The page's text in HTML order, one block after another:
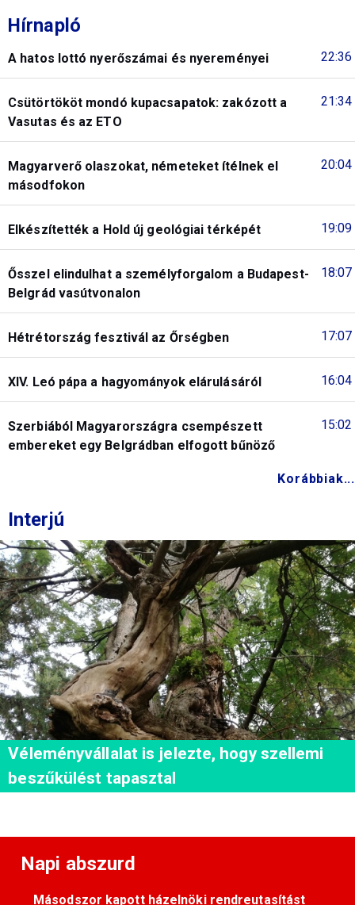
Hírnapló
22:36
A hatos lottó nyerőszámai és nyereményei
21:34
Csütörtököt mondó kupacsapatok: zakózott a
Vasutas és az ETO
20:04
Magyarverő olaszokat, németeket ítélnek el
másodfokon
19:09
Elkészítették a Hold új geológiai térképét
18:07
Ősszel elindulhat a személyforgalom a Budapest-
Belgrád vasútvonalon
17:07
Hétrétország fesztivál az Őrségben
16:04
XIV. Leó pápa a hagyományok elárulásáról
15:02
Szerbiából Magyarországra csempészett
embereket egy Belgrádban elfogott bűnöző
Korábbiak...
Interjú
Véleményvállalat is jelezte, hogy szellemi
beszűkülést tapasztal
Napi abszurd
Másodszor kapott házelnöki rendreutasítást